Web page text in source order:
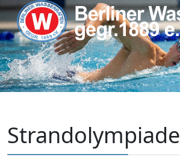
Strandolympiade